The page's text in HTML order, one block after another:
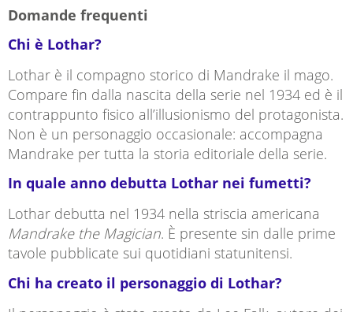
Domande frequenti
Chi è Lothar?
Lothar è il compagno storico di Mandrake il mago.
Compare fin dalla nascita della serie nel 1934 ed è il
contrappunto fisico all’illusionismo del protagonista.
Non è un personaggio occasionale: accompagna
Mandrake per tutta la storia editoriale della serie.
In quale anno debutta Lothar nei fumetti?
Lothar debutta nel 1934 nella striscia americana
Mandrake the Magician. È presente sin dalle prime
tavole pubblicate sui quotidiani statunitensi.
Chi ha creato il personaggio di Lothar?